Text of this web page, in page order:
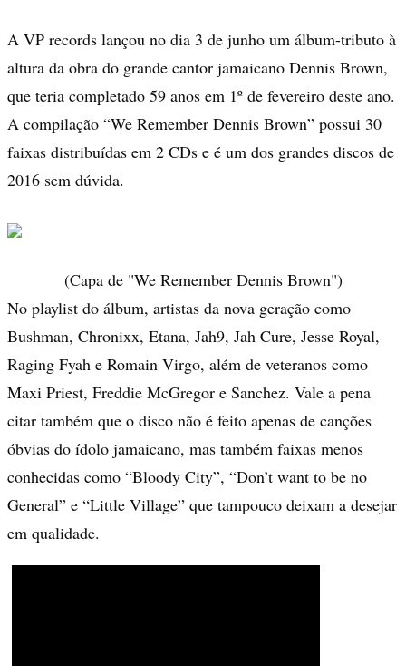
A VP records lançou no dia 3 de junho um álbum-tributo à
altura da obra do grande cantor jamaicano Dennis Brown,
que teria completado 59 anos em 1º de fevereiro deste ano.
A compilação “We Remember Dennis Brown” possui 30
faixas distribuídas em 2 CDs e é um dos grandes discos de
2016 sem dúvida.
(Capa de "We Remember Dennis Brown")
No playlist do álbum, artistas da nova geração como
Bushman, Chronixx, Etana, Jah9, Jah Cure, Jesse Royal,
Raging Fyah e Romain Virgo, além de veteranos como
Maxi Priest, Freddie McGregor e Sanchez. Vale a pena
citar também que o disco não é feito apenas de canções
óbvias do ídolo jamaicano, mas também faixas menos
conhecidas como “Bloody City”, “Don’t want to be no
General” e “Little Village” que tampouco deixam a desejar
em qualidade.